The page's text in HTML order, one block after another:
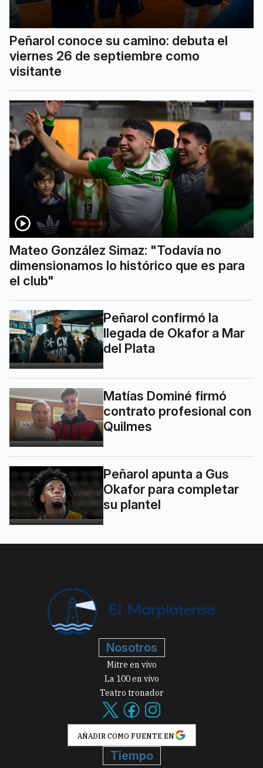
Peñarol conoce su camino: debuta el
viernes 26 de septiembre como
visitante
Mateo González Simaz: "Todavía no
dimensionamos lo histórico que es para
el club"
Peñarol confirmó la
llegada de Okafor a Mar
del Plata
Matías Dominé firmó
contrato profesional con
Quilmes
Peñarol apunta a Gus
Okafor para completar
su plantel
Nosotros
Mitre en vivo
La 100 en vivo
Teatro tronador
AÑADIR COMO FUENTE EN
Tiempo